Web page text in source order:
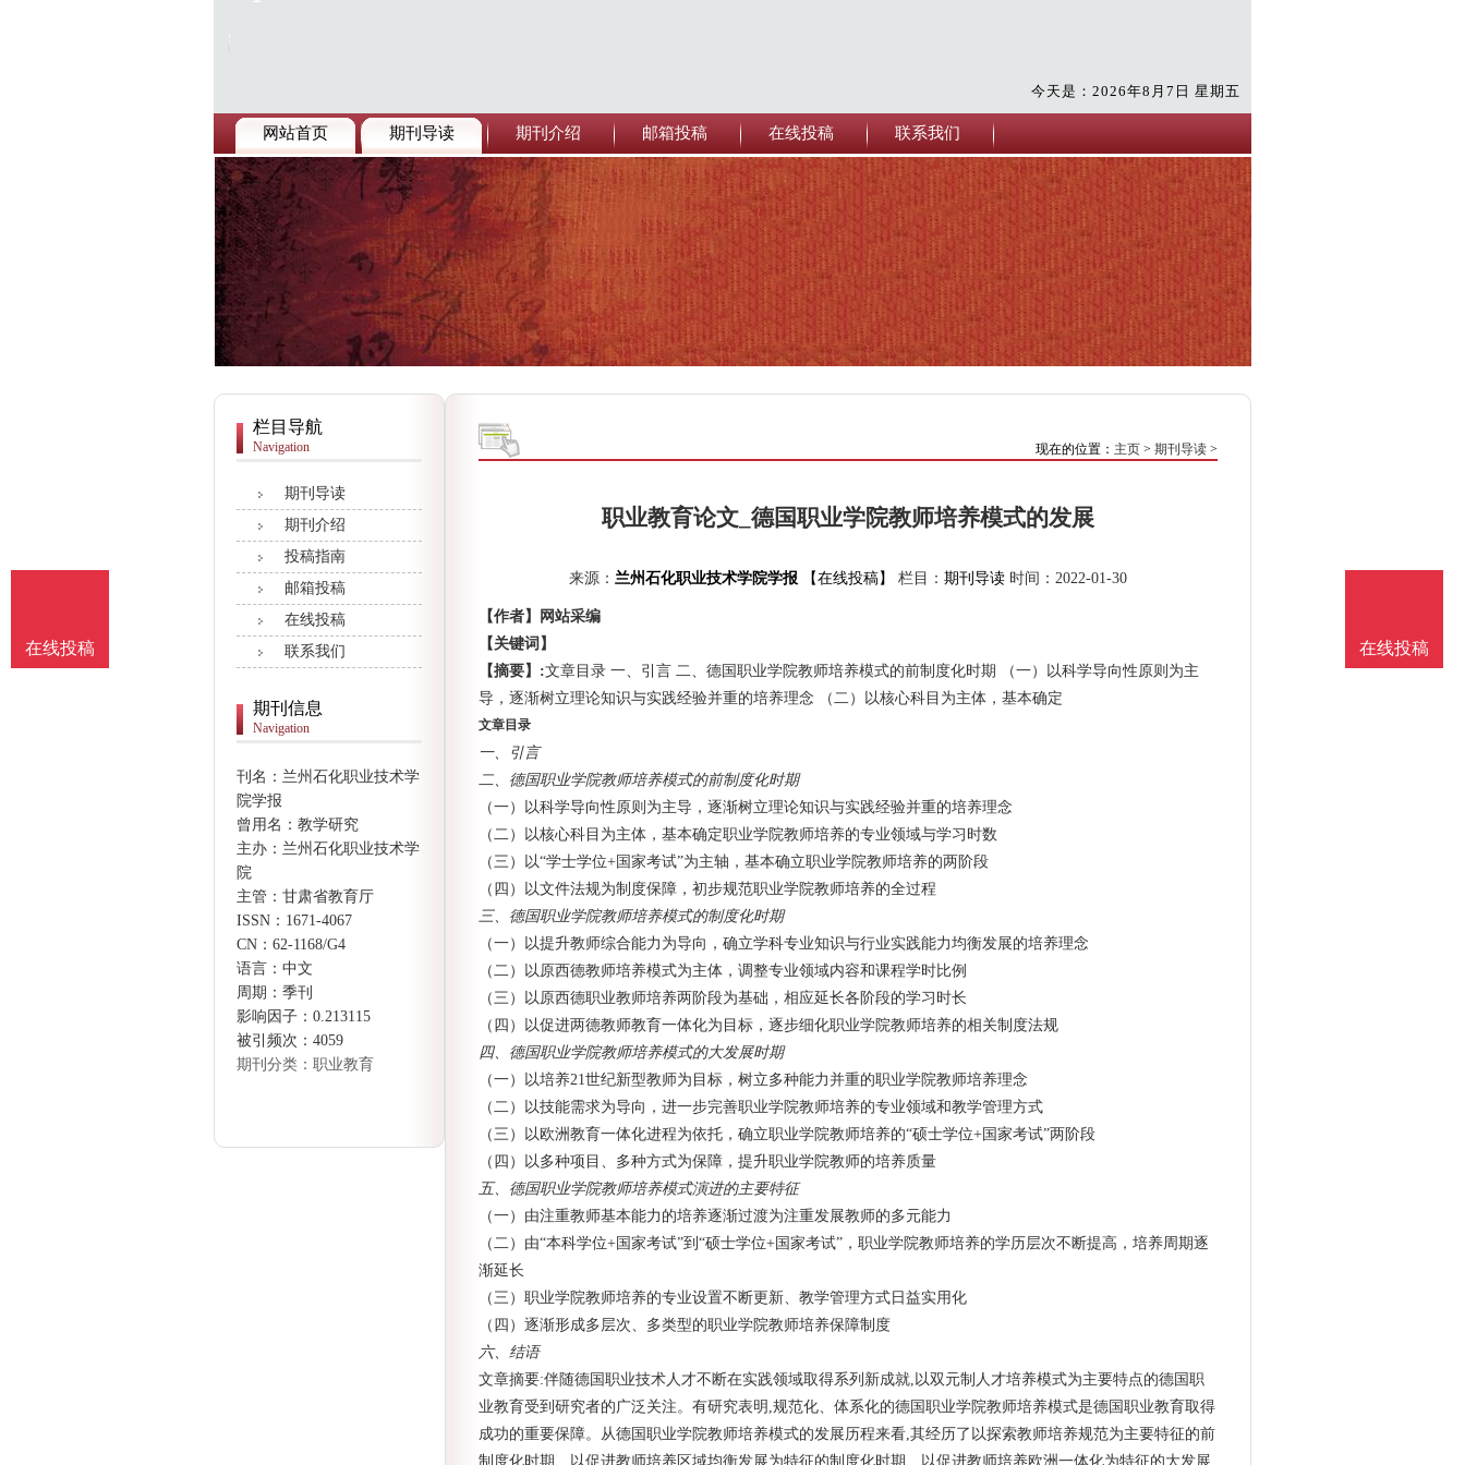
今天是：2026年8月7日 星期五
网站首页 期刊导读 期刊介绍 邮箱投稿 在线投稿 联系我们
栏目导航
Navigation
期刊导读
期刊介绍
投稿指南
邮箱投稿
在线投稿
联系我们
期刊信息
Navigation
刊名：兰州石化职业技术学
院学报
曾用名：教学研究
主办：兰州石化职业技术学
院
主管：甘肃省教育厅
ISSN：1671-4067
CN：62-1168/G4
语言：中文
周期：季刊
影响因子：0.213115
被引频次：4059
期刊分类：职业教育
现在的位置： 主页 > 期刊导读 >
职业教育论文_德国职业学院教师培养模式的发展
来源： 兰州石化职业技术学院学报 【在线投稿】 栏目： 期刊导读 时间：2022-01-30
【作者】网站采编
【关键词】
【摘要】:文章目录 一、引言 二、德国职业学院教师培养模式的前制度化时期 （一）以科学导向性原则为主
导，逐渐树立理论知识与实践经验并重的培养理念 （二）以核心科目为主体，基本确定
文章目录
一、引言
二、德国职业学院教师培养模式的前制度化时期
（一）以科学导向性原则为主导，逐渐树立理论知识与实践经验并重的培养理念
（二）以核心科目为主体，基本确定职业学院教师培养的专业领域与学习时数
（三）以“学士学位+国家考试”为主轴，基本确立职业学院教师培养的两阶段
（四）以文件法规为制度保障，初步规范职业学院教师培养的全过程
三、德国职业学院教师培养模式的制度化时期
（一）以提升教师综合能力为导向，确立学科专业知识与行业实践能力均衡发展的培养理念
（二）以原西德教师培养模式为主体，调整专业领域内容和课程学时比例
（三）以原西德职业教师培养两阶段为基础，相应延长各阶段的学习时长
（四）以促进两德教师教育一体化为目标，逐步细化职业学院教师培养的相关制度法规
四、德国职业学院教师培养模式的大发展时期
（一）以培养21世纪新型教师为目标，树立多种能力并重的职业学院教师培养理念
（二）以技能需求为导向，进一步完善职业学院教师培养的专业领域和教学管理方式
（三）以欧洲教育一体化进程为依托，确立职业学院教师培养的“硕士学位+国家考试”两阶段
（四）以多种项目、多种方式为保障，提升职业学院教师的培养质量
五、德国职业学院教师培养模式演进的主要特征
（一）由注重教师基本能力的培养逐渐过渡为注重发展教师的多元能力
（二）由“本科学位+国家考试”到“硕士学位+国家考试”，职业学院教师培养的学历层次不断提高，培养周期逐
渐延长
（三）职业学院教师培养的专业设置不断更新、教学管理方式日益实用化
（四）逐渐形成多层次、多类型的职业学院教师培养保障制度
六、结语
文章摘要:伴随德国职业技术人才不断在实践领域取得系列新成就,以双元制人才培养模式为主要特点的德国职
业教育受到研究者的广泛关注。有研究表明,规范化、体系化的德国职业学院教师培养模式是德国职业教育取得
成功的重要保障。从德国职业学院教师培养模式的发展历程来看,其经历了以探索教师培养规范为主要特征的前
制度化时期、以促进教师培养区域均衡发展为特征的制度化时期、以促进教师培养欧洲一体化为特征的大发展
在线投稿
在线投稿